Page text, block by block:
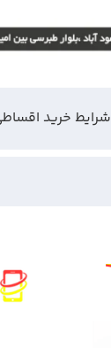
شرایط خرید